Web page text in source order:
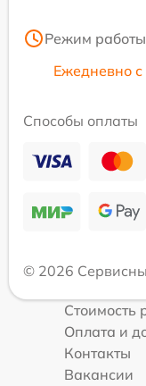
Режим
Ежедневно
Способы оплаты
© 2026
Стоимость
Оплата и
Контакты
Вакансии